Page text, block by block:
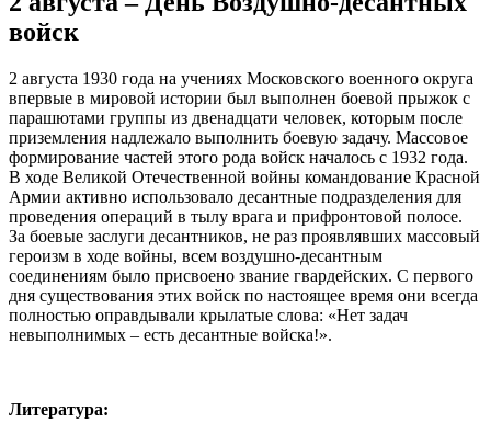
войск
2 августа 1930 года на учениях Московского военного округа
впервые в мировой истории был выполнен боевой прыжок с
парашютами группы из двенадцати человек, которым после
приземления надлежало выполнить боевую задачу. Массовое
формирование частей этого рода войск началось с 1932 года.
В ходе Великой Отечественной войны командование Красной
Армии активно использовало десантные подразделения для
проведения операций в тылу врага и прифронтовой полосе.
За боевые заслуги десантников, не раз проявлявших массовый
героизм в ходе войны, всем воздушно-десантным
соединениям было присвоено звание гвардейских. С первого
дня существования этих войск по настоящее время они всегда
полностью оправдывали крылатые слова: «Нет задач
невыполнимых – есть десантные войска!».
Литература: